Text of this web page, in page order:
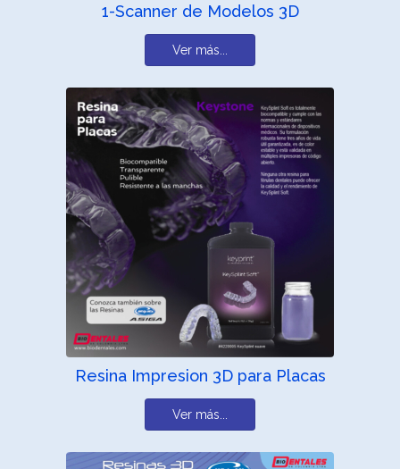
1-Scanner de Modelos 3D
Ver más...
Resina Impresion 3D para Placas
Ver más...